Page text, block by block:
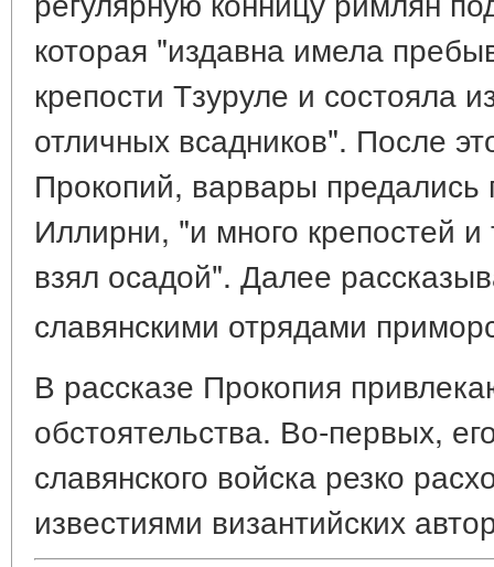
которая "издавна имела
крепости Тзуруле и состояла
отличных всадников". После
Прокопий, варвары
Иллирни, "и много крепостей и
взял осадой". Далее
славянскими отрядами
В рассказе Прокопия
обстоятельства. Во-первых,
славянского войска резко
известиями византийских